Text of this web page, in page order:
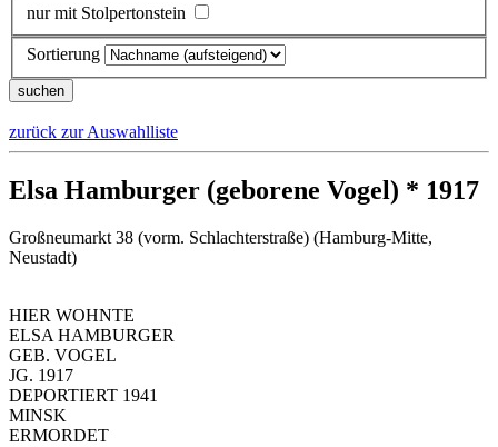
nur mit Stolpertonstein
Sortierung
zurück zur Auswahlliste
Elsa Hamburger (geborene Vogel) * 1917
Großneumarkt 38 (vorm. Schlachterstraße) (Hamburg-Mitte,
Neustadt)
HIER WOHNTE
ELSA HAMBURGER
GEB. VOGEL
JG. 1917
DEPORTIERT 1941
MINSK
ERMORDET